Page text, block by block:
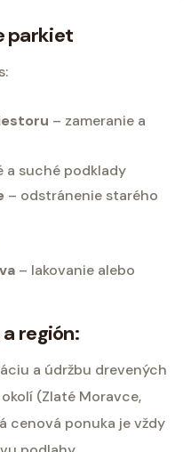
parkiet
– zameranie a
a suché podklady
– odstránenie starého
– lakovanie alebo
región:
a údržbu drevených
(Zlaté Moravce,
cenová ponuka je vždy